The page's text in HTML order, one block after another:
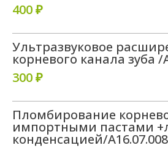
400 ₽
Ультразвуковое
корневого канала зуба /
300 ₽
Пломбирование
импортными пастами
конденсацией/